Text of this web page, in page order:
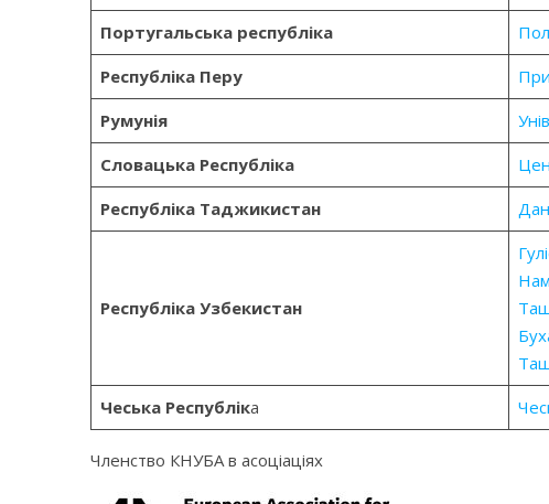
Португальська республіка
Республіка Перу
Румунія
Словацька Республіка
Республіка Таджикистан
Республіка Узбекистан
Чеська Республіка
Членство КНУБА в асоціаціях